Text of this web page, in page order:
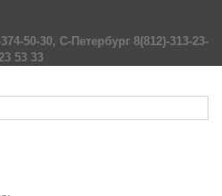
50-30, С-Петербург 8(812)-313-23-
53 33